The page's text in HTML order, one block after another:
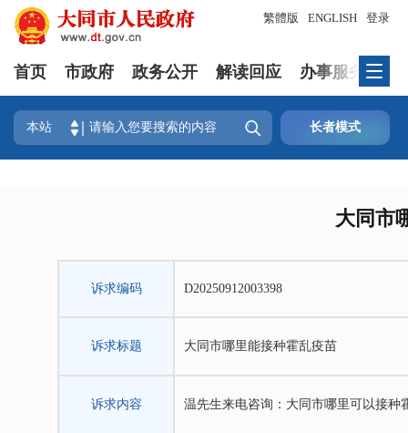
登录
繁體版 ENGLISH
首页 市政府 政务公开 解读回应 办事服务
本站  长者模式
大同市
诉求编码 D20250912003398
诉求标题 大同市哪里能接种霍乱疫苗
诉求内容 温先生来电咨询：大同市哪里可以接种